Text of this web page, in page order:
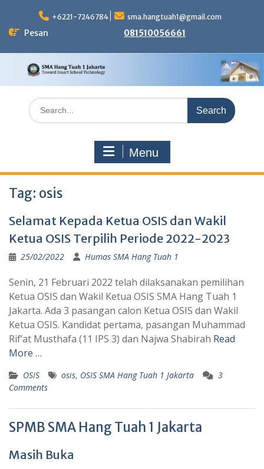
content
+6221-7246784 sma.hangtuah1@gmail.com
Pesan 081510056661
Search
for:
Menu
Tag: osis
Selamat Kepada Ketua OSIS dan Wakil
Ketua OSIS Terpilih Periode 2022-2023
25/02/2022 Humas SMA Hang Tuah 1
Senin, 21 Februari 2022 telah dilaksanakan pemilihan
Ketua OSIS dan Wakil Ketua OSIS SMA Hang Tuah 1
Jakarta. Ada 3 pasangan calon Ketua OSIS dan Wakil
Ketua OSIS. Kandidat pertama, pasangan Muhammad
Rif’at Musthafa (11 IPS 3) dan Najwa Shabirah Read
More …
OSIS osis, OSIS SMA Hang Tuah 1 Jakarta
3
Comments
SPMB SMA Hang Tuah 1 Jakarta
Masih Buka